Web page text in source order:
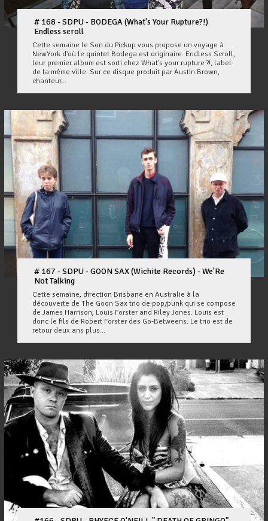
# 168 - SDPU - BODEGA (What's Your Rupture?!)
Endless scroll
Cette semaine le Son du Pickup vous propose un voyage à
NewYork d'où le quintet Bodega est originaire. Endless Scroll,
leur premier album est sorti chez What's your rupture ?!, label
de la même ville. Sur ce disque produit par Austin Brown,
chanteur...
# 167 - SDPU - GOON SAX (Wichite Records) - We'Re
Not Talking
Cette semaine, direction Brisbane en Australie à la
découverte de The Goon Sax trio de pop/punk qui se compose
de James Harrison, Louis Forster and Riley Jones. Louis est
donc le fils de Robert Forster des Go-Betweens. Le trio est de
retour deux ans plus...